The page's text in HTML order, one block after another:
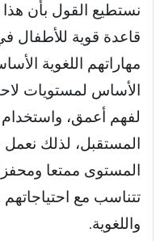
نستطيع القول بأن
قاعدة قوية للأطفال
مهاراتهم اللغوية
الأساس لمستويات
لفهم أعمق، واستخدام
المستقبل، لذلك
المستوى ممتعا
تتناسب مع احتياجاتهم
واللغوية.